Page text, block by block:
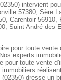
intervient
57380, Sère
Carentoir
Saint André
pour toute
experts
pour toute
dresse